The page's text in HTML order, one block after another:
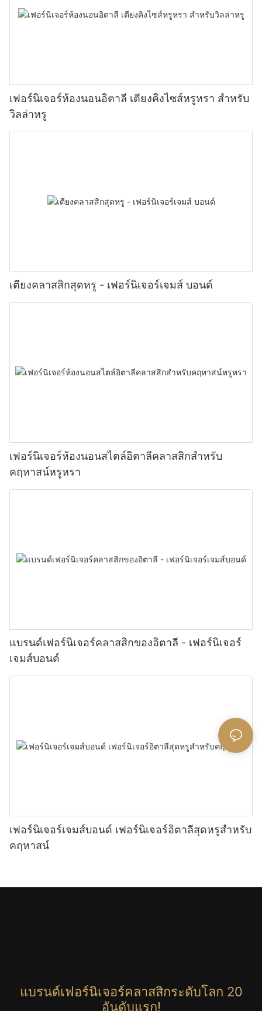
เฟอร์นิเจอร์ห้องนอนอิตาลี เตียงคิงไซส์หรูหรา สำหรับ
วิลล่าหรู
เตียงคลาสสิกสุดหรู - เฟอร์นิเจอร์เจมส์ บอนด์
เฟอร์นิเจอร์ห้องนอนสไตล์อิตาลีคลาสสิกสำหรับ
คฤหาสน์หรูหรา
แบรนด์เฟอร์นิเจอร์คลาสสิกของอิตาลี - เฟอร์นิเจอร์
เจมส์บอนด์
เฟอร์นิเจอร์เจมส์บอนด์ เฟอร์นิเจอร์อิตาลีสุดหรูสำหรับ
คฤหาสน์
แบรนด์เฟอร์นิเจอร์คลาสสิกระดับโลก 20
อันดับแรก!